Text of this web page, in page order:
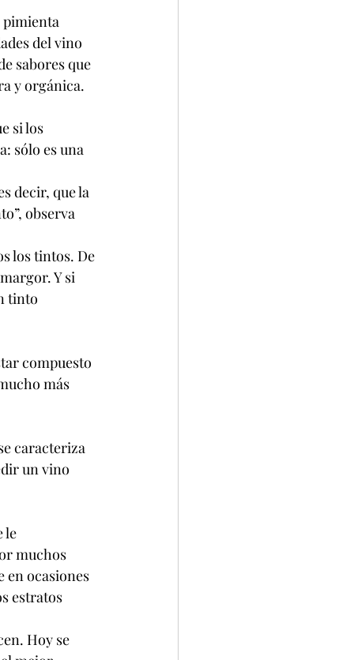
pimienta
del vino
sabores que
y orgánica.
si los
sólo es una
decir, que la
observa
los tintos. De
Y si
tinto
compuesto
más
caracteriza
un vino
le
muchos
en ocasiones
estratos
Hoy se